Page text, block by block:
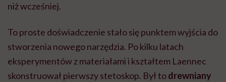
niż wcześniej.
To proste doświadczenie stało się punktem wyjścia do
stworzenia nowego narzędzia. Po kilku latach
eksperymentów z materiałami i kształtem Laennec
skonstruował pierwszy stetoskop. Był todrewniany